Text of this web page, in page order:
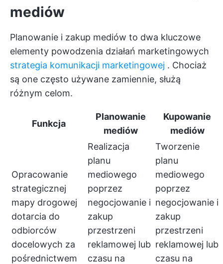
mediów
Planowanie i zakup mediów to dwa kluczowe
elementy powodzenia działań marketingowych
strategia komunikacji marketingowej . Chociaż
są one często używane zamiennie, służą
różnym celom.
Funkcja
Planowanie
mediów
Kupowanie
mediów
Opracowanie
strategicznej
mapy drogowej
dotarcia do
odbiorców
docelowych za
pośrednictwem
Realizacja
planu
mediowego
poprzez
negocjowanie i
zakup
przestrzeni
reklamowej lub
czasu na
Tworzenie
planu
mediowego
poprzez
negocjowanie i
zakup
przestrzeni
reklamowej lub
czasu na